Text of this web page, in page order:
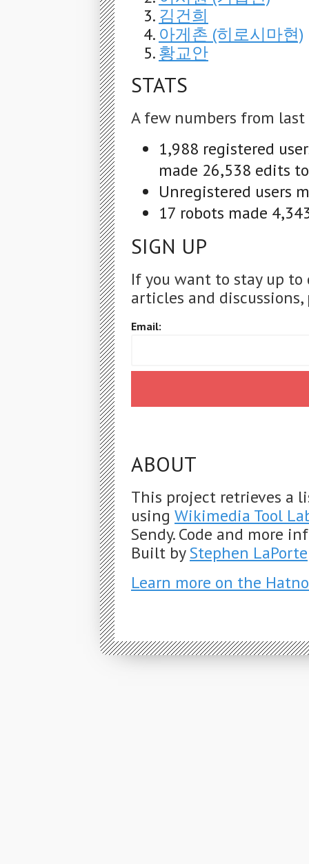
김건희
아게촌 (히로시마현)
황교안
STATS
A few numbers from last
1,988 registered
made 26,538 edits
Unregistered users
17 robots made
SIGN UP
If you want to stay up
articles and
Email:
ABOUT
This project retrieves a
using Wikimedia Tool
Sendy. Code and more
Built byStephen LaPorte
Learn more on the